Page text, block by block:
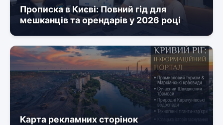
Прописка в Києві: Повний гід для
мешканців та орендарів у 2026 році
Карта рекламних сторінок